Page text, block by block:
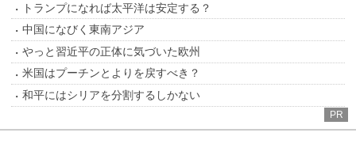
トランプになれば太平洋は安定する？
中国になびく東南アジア
やっと習近平の正体に気づいた欧州
米国はプーチンとよりを戻すべき？
和平にはシリアを分割するしかない
PR